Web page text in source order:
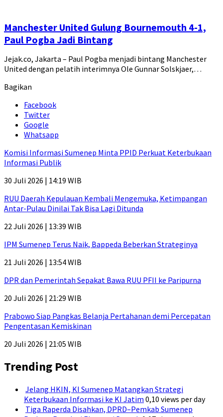
Manchester United Gulung Bournemouth 4-1,
Paul Pogba Jadi Bintang
Jejak.co, Jakarta – Paul Pogba menjadi bintang Manchester
United dengan pelatih interimnya Ole Gunnar Solskjaer,…
Bagikan
Facebook
Twitter
Google
Whatsapp
Komisi Informasi Sumenep Minta PPID Perkuat Keterbukaan
Informasi Publik
30 Juli 2026 | 14:19 WIB
RUU Daerah Kepulauan Kembali Mengemuka, Ketimpangan
Antar-Pulau Dinilai Tak Bisa Lagi Ditunda
22 Juli 2026 | 13:39 WIB
IPM Sumenep Terus Naik, Bappeda Beberkan Strateginya
21 Juli 2026 | 13:54 WIB
DPR dan Pemerintah Sepakat Bawa RUU PFII ke Paripurna
20 Juli 2026 | 21:29 WIB
Prabowo Siap Pangkas Belanja Pertahanan demi Percepatan
Pengentasan Kemiskinan
20 Juli 2026 | 21:05 WIB
Trending Post
Jelang HKIN, KI Sumenep Matangkan Strategi
Keterbukaan Informasi ke KI Jatim 0,10 views per day
Tiga Raperda Disahkan, DPRD–Pemkab Sumenep